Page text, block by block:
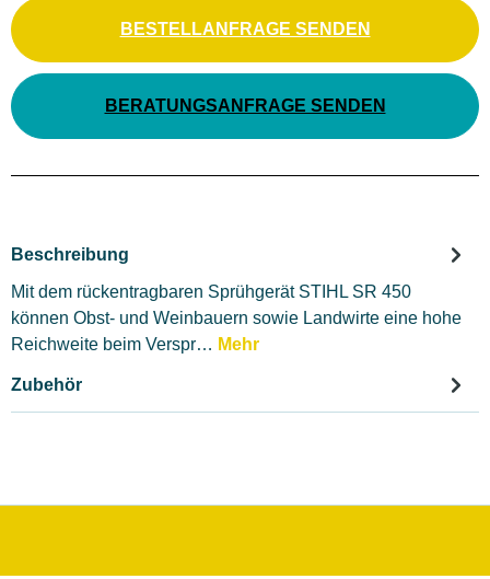
BESTELLANFRAGE SENDEN
BERATUNGSANFRAGE SENDEN
Beschreibung
Mit dem rückentragbaren Sprühgerät STIHL SR 450
können Obst- und Weinbauern sowie Landwirte eine hohe
Reichweite beim Verspr… Mehr
Zubehör